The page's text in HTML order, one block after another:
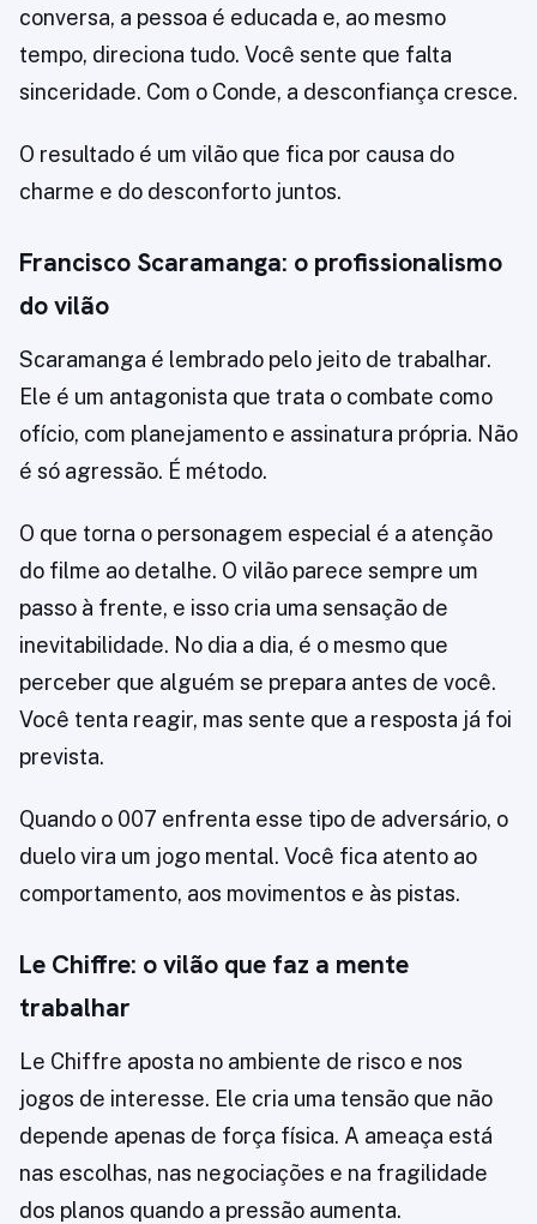
conversa, a pessoa é educada e, ao mesmo
tempo, direciona tudo. Você sente que falta
sinceridade. Com o Conde, a desconfiança cresce.
O resultado é um vilão que fica por causa do
charme e do desconforto juntos.
Francisco Scaramanga: o profissionalismo
do vilão
Scaramanga é lembrado pelo jeito de trabalhar.
Ele é um antagonista que trata o combate como
ofício, com planejamento e assinatura própria. Não
é só agressão. É método.
O que torna o personagem especial é a atenção
do filme ao detalhe. O vilão parece sempre um
passo à frente, e isso cria uma sensação de
inevitabilidade. No dia a dia, é o mesmo que
perceber que alguém se prepara antes de você.
Você tenta reagir, mas sente que a resposta já foi
prevista.
Quando o 007 enfrenta esse tipo de adversário, o
duelo vira um jogo mental. Você fica atento ao
comportamento, aos movimentos e às pistas.
Le Chiffre: o vilão que faz a mente
trabalhar
Le Chiffre aposta no ambiente de risco e nos
jogos de interesse. Ele cria uma tensão que não
depende apenas de força física. A ameaça está
nas escolhas, nas negociações e na fragilidade
dos planos quando a pressão aumenta.